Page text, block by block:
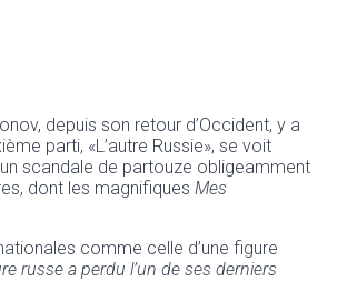
depuis son retour d’Occident, y a
parti, «L’autre Russie», se voit
scandale de partouze obligeamment
dont les magnifiques Mes
comme celle d’une figure
russe a perdu l’un de ses derniers